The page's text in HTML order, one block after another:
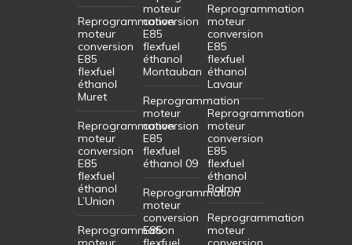
Reprogrammation
moteur
conversion
E85
flexfuel
éthanol
Muret
Reprogrammation
moteur
conversion
E85
flexfuel
éthanol
L’Union
Reprogrammation
moteur
conversion
E85
flexfuel
éthanol
Montauban
Reprogrammation
moteur
conversion
E85
flexfuel
éthanol 09
Reprogrammation
moteur
conversion
E85
Reprogrammation
moteur
conversion
E85
flexfuel
éthanol
Lavaur
Reprogrammation
moteur
conversion
E85
flexfuel
éthanol
Balma
Reprogrammation
moteur